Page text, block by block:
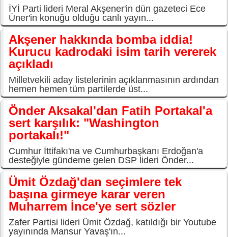
İYİ Parti lideri Meral Akşener'in dün gazeteci Ece
Üner'in konuğu olduğu canlı yayın...
Akşener hakkında bomba iddia!
Kurucu kadrodaki isim tarih vererek
açıkladı
Milletvekili aday listelerinin açıklanmasının ardından
hemen hemen tüm partilerde üst...
Önder Aksakal'dan Fatih Portakal'a
sert karşılık: "Washington
portakalı!"
Cumhur İttifakı'na ve Cumhurbaşkanı Erdoğan'a
desteğiyle gündeme gelen DSP lideri Önder...
Ümit Özdağ'dan seçimlere tek
başına girmeye karar veren
Muharrem İnce'ye sert sözler
Zafer Partisi lideri Ümit Özdağ, katıldığı bir Youtube
yayınında Mansur Yavaş'ın...